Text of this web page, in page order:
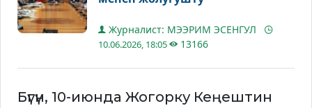
Журналист: МЭЭРИМ ЭСЕНГУЛ
10.06.2026, 18:05 13166
Бүгүн, 10-июнда Жогорку Кеңештин